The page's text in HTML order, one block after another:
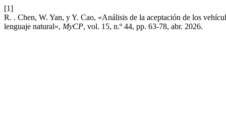
[1]
R. . Chen, W. Yan, y Y. Cao, «Análisis de la aceptación de los
lenguaje natural», MyCP, vol. 15, n.º 44, pp. 63-78, abr. 2026.